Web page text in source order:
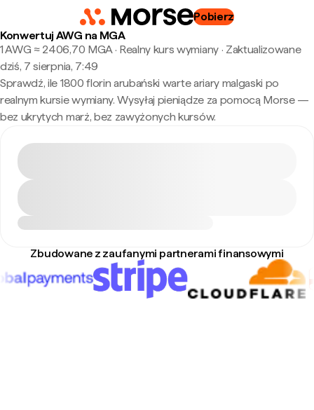
Pobierz
Konwertuj AWG na MGA
1 AWG ≈ 2406,70 MGA · Realny kurs wymiany· Zaktualizowane
dziś, 7 sierpnia, 7:49
Sprawdź, ile 1800 florin arubański warte ariary malgaski po
realnym kursie wymiany. Wysyłaj pieniądze za pomocą Morse —
bez ukrytych marż, bez zawyżonych kursów.
Zbudowane z zaufanymi partnerami finansowymi